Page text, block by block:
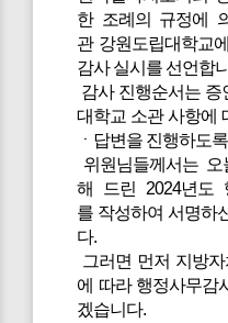
한 조례의 규정에
관 강원도립대학교
감사 실시를 선언합
감사 진행순서는 증
대학교 소관 사항에
ㆍ답변을 진행하도
위원님들께서는
해 드린 2024년도
를 작성하여 서명하
다.
그러면 먼저 지방
에 따라 행정사무감
겠습니다.